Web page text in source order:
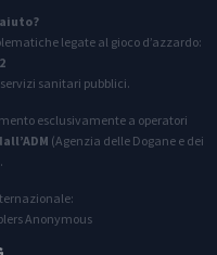
legate al gioco d’azzardo:
sanitari pubblici.
esclusivamente a operatori
(Agenzia delle Dogane e dei
Anonymous